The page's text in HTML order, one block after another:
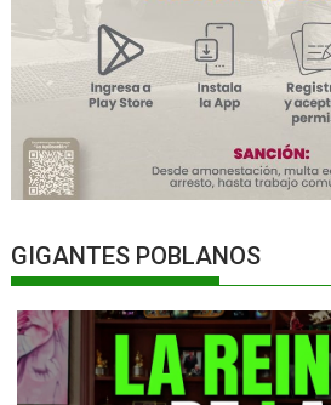
GIGANTES POBLANOS